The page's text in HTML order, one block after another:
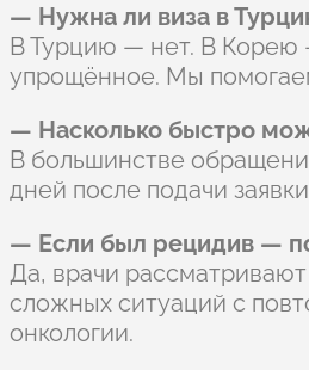
— Нужна ли виза в
В Турцию — нет. В
упрощённое. Мы
— Насколько быстро
В большинстве
дней после подачи
— Если был рецидив —
Да, врачи рассматривают
сложных ситуаций с
онкологии.